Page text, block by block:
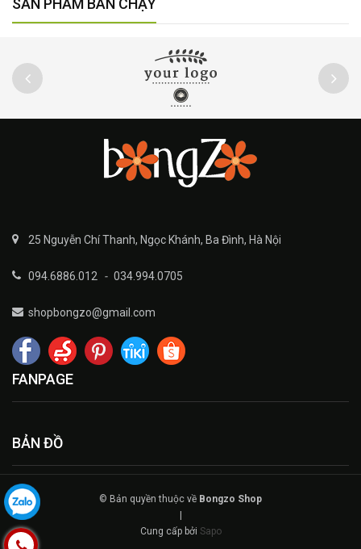
SẢN PHẨM BÁN CHẠY
25 Nguyễn Chí Thanh, Ngọc Khánh, Ba Đình, Hà Nội
094.6886.012 - 034.994.0705
shopbongzo@gmail.com
FANPAGE
BẢN ĐỒ
© Bản quyền thuộc về Bongzo Shop
Cung cấp bởi Sapo